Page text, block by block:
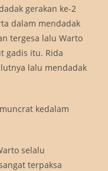
gerakan ke-2
dalam mendadak
tergesa lalu Warto
gadis itu. Rida
lalu mendadak
kedalam
selalu
terpaksa